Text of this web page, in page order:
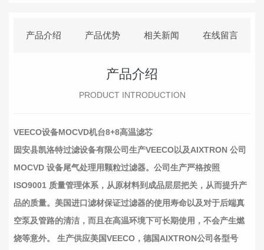
产品介绍 产品优势 相关新闻 在线留言
产品介绍
PRODUCT INTRODUCTION
VEECO设备MOCVD机台8+8高温滤芯
固安县凯洛特过滤设备有限公司生产VEECO以及AIXTRON 公司
MOCVD 设备尾气处理用颗粒过滤器。公司生产严格按照
ISO9001 质量管理体系，从原材料到成品层层把关，从而提升产
品的质量。美国进口滤材保证过滤器的使用寿命以及对于后端真
空泵及管路的清洁，而且在高温环境下可长期使用，不会产生燃
烧等意外。 生产供应美国VEECO，德国AIXTRON公司各型号